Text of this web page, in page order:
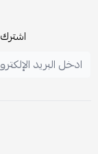
يمكن
تجنب المواد
الاستخدامات:
غرف المعيشة